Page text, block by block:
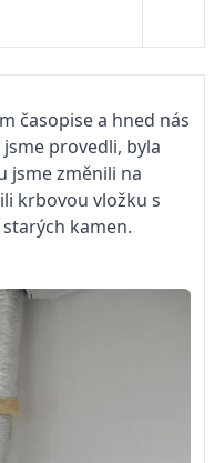
časopise a hned nás
provedli, byla
jsme změnili na
krbovou vložku s
kamen.